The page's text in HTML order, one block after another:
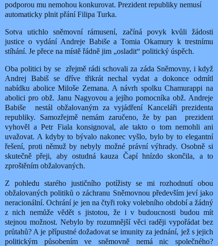
podporou mu nemohou konkurovat. Prezident republiky nemusí
automaticky plnit přání Filipa Turka.
Sotva utichlo sněmovní rámusení, začíná povyk kvůli žádosti
justice o vydání Andreje Babiše a Tomia Okamury k trestnímu
stíhání. Je přece na místě řádně jim „osladit“ politický úspěch.
Oba politici by se zřejmě rádi schovali za záda Sněmovny, i když
Andrej Babiš se dříve třikrát nechal vydat a dokonce odmítl
nabídku abolice Miloše Zemana. A návrh spolku Chamurappi na
abolici pro obž. Janu Nagyovou a jejího pomocníka obž. Andreje
Babiše
nestál obžalovaným za vyjádření Kanceláři prezidenta
republiky. Samozřejmě nemám zaručeno, že by pan
prezident
vyhověl a Petr Fiala konsignoval, ale takto o tom nemohli ani
uvažovat. A kdyby to bývalo nakonec vyšlo, bylo by to elegantní
řešení, proti němuž by nebyly možné právní výhrady. Osobně si
skutečně přeji, aby ostudná kauza Čapí hnízdo skončila, a to
zproštěním obžalovaných.
Z pohledu starého justičního potížisty se mi rozhodnutí obou
obžalovaných politiků o záchranu Sněmovnou především jeví jako
neracionální. Ochrání je jen na čtyři roky volebního období a žádný
z nich nemůže vědět s jistotou, že i v budoucnosti budou mít
stejnou možnost. Nebylo by rozumnější věci raději vypořádat bez
průtahů? A je přípustné dožadovat se imunity za jednání, jež s jejich
politickým působením ve sněmovně nemá nic společného?